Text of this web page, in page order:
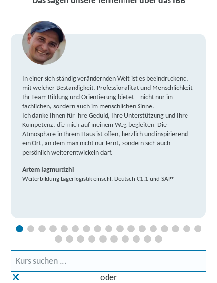
In einer sich ständig verändernden Welt ist es beeindruckend,
mit welcher Beständigkeit, Professionalität und Menschlichkeit
Ihr Team Bildung und Orientierung bietet – nicht nur im
fachlichen, sondern auch im menschlichen Sinne.
Ich danke Ihnen für Ihre Geduld, Ihre Unterstützung und Ihre
Kompetenz, die mich auf meinem Weg begleiten. Die
Atmosphäre in Ihrem Haus ist offen, herzlich und inspirierend –
ein Ort, an dem man nicht nur lernt, sondern sich auch
persönlich weiterentwickeln darf.
Artem Iagmurdzhi
Weiterbildung Lagerlogistik einschl. Deutsch C1.1 und SAP®
oder